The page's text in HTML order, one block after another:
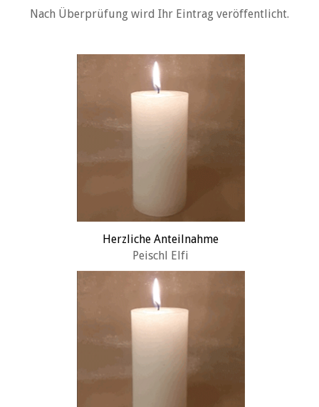
Nach Überprüfung wird Ihr Eintrag veröffentlicht.
Herzliche Anteilnahme
Peischl Elfi